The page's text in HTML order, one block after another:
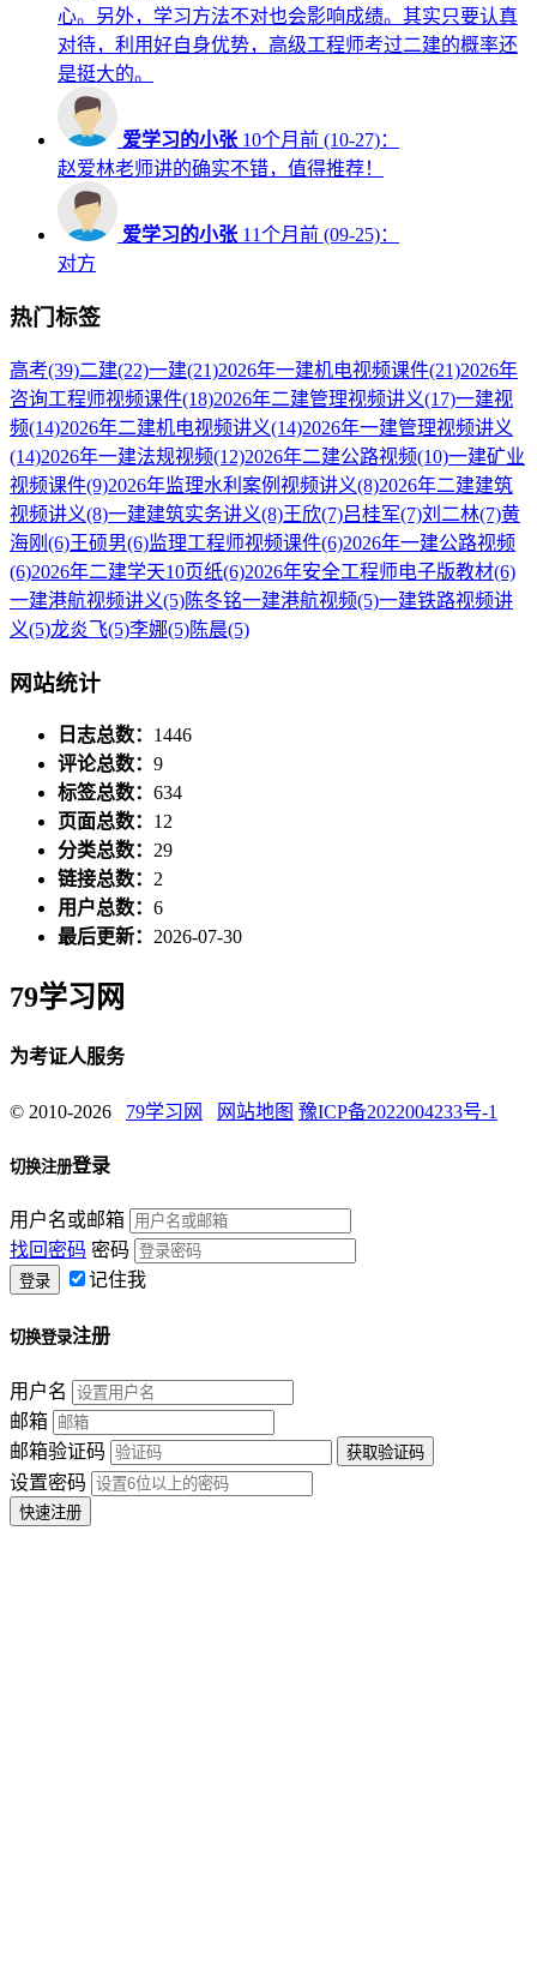
心。另外，学习方法不对也会影响成绩。其实只要认真
对待，利用好自身优势，高级工程师考过二建的概率还
是挺大的。
爱学习的小张 10个月前 (10-27)：
赵爱林老师讲的确实不错，值得推荐！
爱学习的小张 11个月前 (09-25)：
对方
热门标签
高考(39)二建(22)一建(21)2026年一建机电视频课件(21)2026年
咨询工程师视频课件(18)2026年二建管理视频讲义(17)一建视
频(14)2026年二建机电视频讲义(14)2026年一建管理视频讲义
(14)2026年一建法规视频(12)2026年二建公路视频(10)一建矿业
视频课件(9)2026年监理水利案例视频讲义(8)2026年二建建筑
视频讲义(8)一建建筑实务讲义(8)王欣(7)吕桂军(7)刘二林(7)黄
海刚 (6)王硕男(6)监理工程师视频课件(6)2026年一建公路视频
(6)2026年二建学天10页纸(6)2026年安全工程师电子版教材(6)
一建港航视频讲义(5)陈冬铭一建港航视频(5)一建铁路视频讲
义(5)龙炎飞(5)李娜(5)陈晨(5)
网站统计
日志总数： 1446
评论总数： 9
标签总数： 634
页面总数： 12
分类总数： 29
链接总数： 2
用户总数： 6
最后更新： 2026-07-30
79学习网
为考证人服务
© 2010-2026 79学习网 网站地图 豫ICP备2022004233号-1
切换注册登录
用户名或邮箱
找回密码 密码
记住我
切换登录注册
用户名
邮箱
邮箱验证码
设置密码